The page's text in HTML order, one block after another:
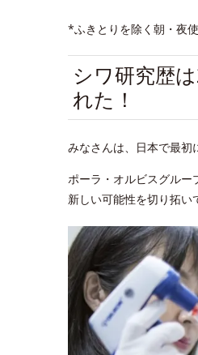
*ふきとりを除く朝・夜
シワ研究歴
れた！
みなさんは、日本で最初
ポーラ・オルビスグルー
新しい可能性を切り拓い